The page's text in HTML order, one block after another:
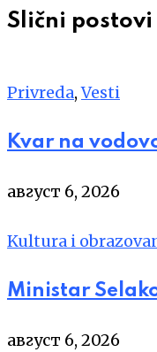
Slični postovi
Privreda,Vesti
Kvar na
август 6, 2026
Kultura i
Ministar
август 6, 2026